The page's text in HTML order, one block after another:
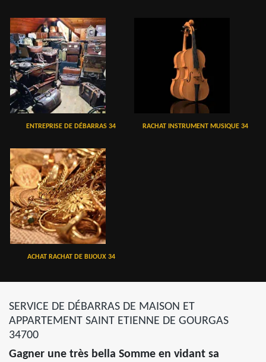
ENTREPRISE DE DÉBARRAS 34 RACHAT INSTRUMENT MUSIQUE 34
ACHAT RACHAT DE BIJOUX 34
SERVICE DE DÉBARRAS DE MAISON ET
APPARTEMENT SAINT ETIENNE DE GOURGAS
34700
Gagner une très bella Somme en vidant sa